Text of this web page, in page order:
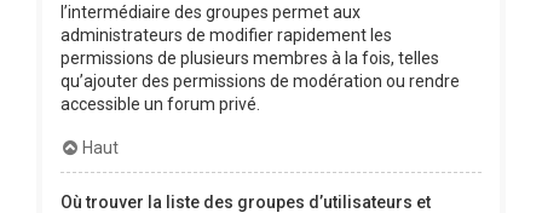
l’intermédiaire des groupes permet aux
administrateurs de modifier rapidement les
permissions de plusieurs membres à la fois, telles
qu’ajouter des permissions de modération ou rendre
accessible un forum privé.
Haut
Où trouver la liste des groupes d’utilisateurs et